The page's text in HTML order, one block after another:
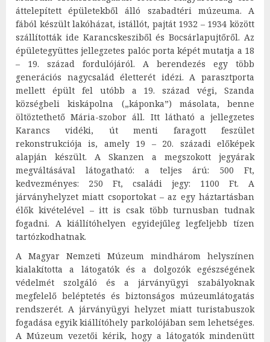
áttelepített épületekből álló szabadtéri múzeuma. A
fából készült lakóházat, istállót, pajtát 1932 – 1934 között
szállították ide Karancskesziből és Bocsárlapujtőről. Az
épületegyüttes jellegzetes palóc porta képét mutatja a 18
– 19. század fordulójáról. A berendezés egy több
generációs nagycsalád életterét idézi. A parasztporta
mellett épült fel utóbb a 19. század végi, Szanda
községbeli kiskápolna („káponka”) másolata, benne
öltöztethető Mária-szobor áll. Itt látható a jellegzetes
Karancs vidéki, út menti faragott feszület
rekonstrukciója is, amely 19 – 20. századi előképek
alapján készült. A Skanzen a megszokott jegyárak
megváltásával látogatható: a teljes árú: 500 Ft,
kedvezményes: 250 Ft, családi jegy: 1100 Ft. A
járványhelyzet miatt csoportokat – az egy háztartásban
élők kivételével – itt is csak több turnusban tudnak
fogadni. A kiállítóhelyen egyidejűleg legfeljebb tízen
tartózkodhatnak.
A Magyar Nemzeti Múzeum mindhárom helyszínen
kialakította a látogatók és a dolgozók egészségének
védelmét szolgáló és a járványügyi szabályoknak
megfelelő beléptetés és biztonságos múzeumlátogatás
rendszerét. A járványügyi helyzet miatt turistabuszok
fogadása egyik kiállítóhely parkolójában sem lehetséges.
A Múzeum vezetői kérik, hogy a látogatók mindenütt